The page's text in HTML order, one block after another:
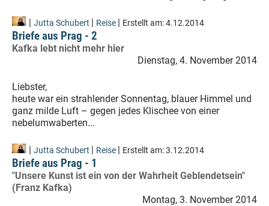
| Jutta Schubert | Reise | Erstellt am:4.12.2014
Briefe aus Prag - 2
Kafka lebt nicht mehr hier
Dienstag, 4. November 2014
Liebster,
heute war ein strahlender Sonnentag, blauer Himmel und
ganz milde Luft – gegen jedes Klischee von einer
nebelumwaberten...
| Jutta Schubert | Reise | Erstellt am:3.12.2014
Briefe aus Prag - 1
"Unsere Kunst ist ein von der Wahrheit Geblendetsein"
(Franz Kafka)
Montag, 3. November 2014